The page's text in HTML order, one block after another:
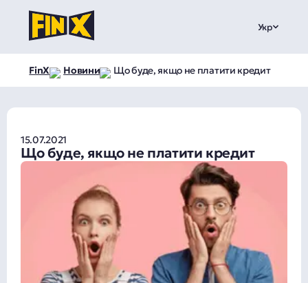
Укр
FinX Новини Що буде, якщо не платити кредит
15.07.2021
Що буде, якщо не платити кредит